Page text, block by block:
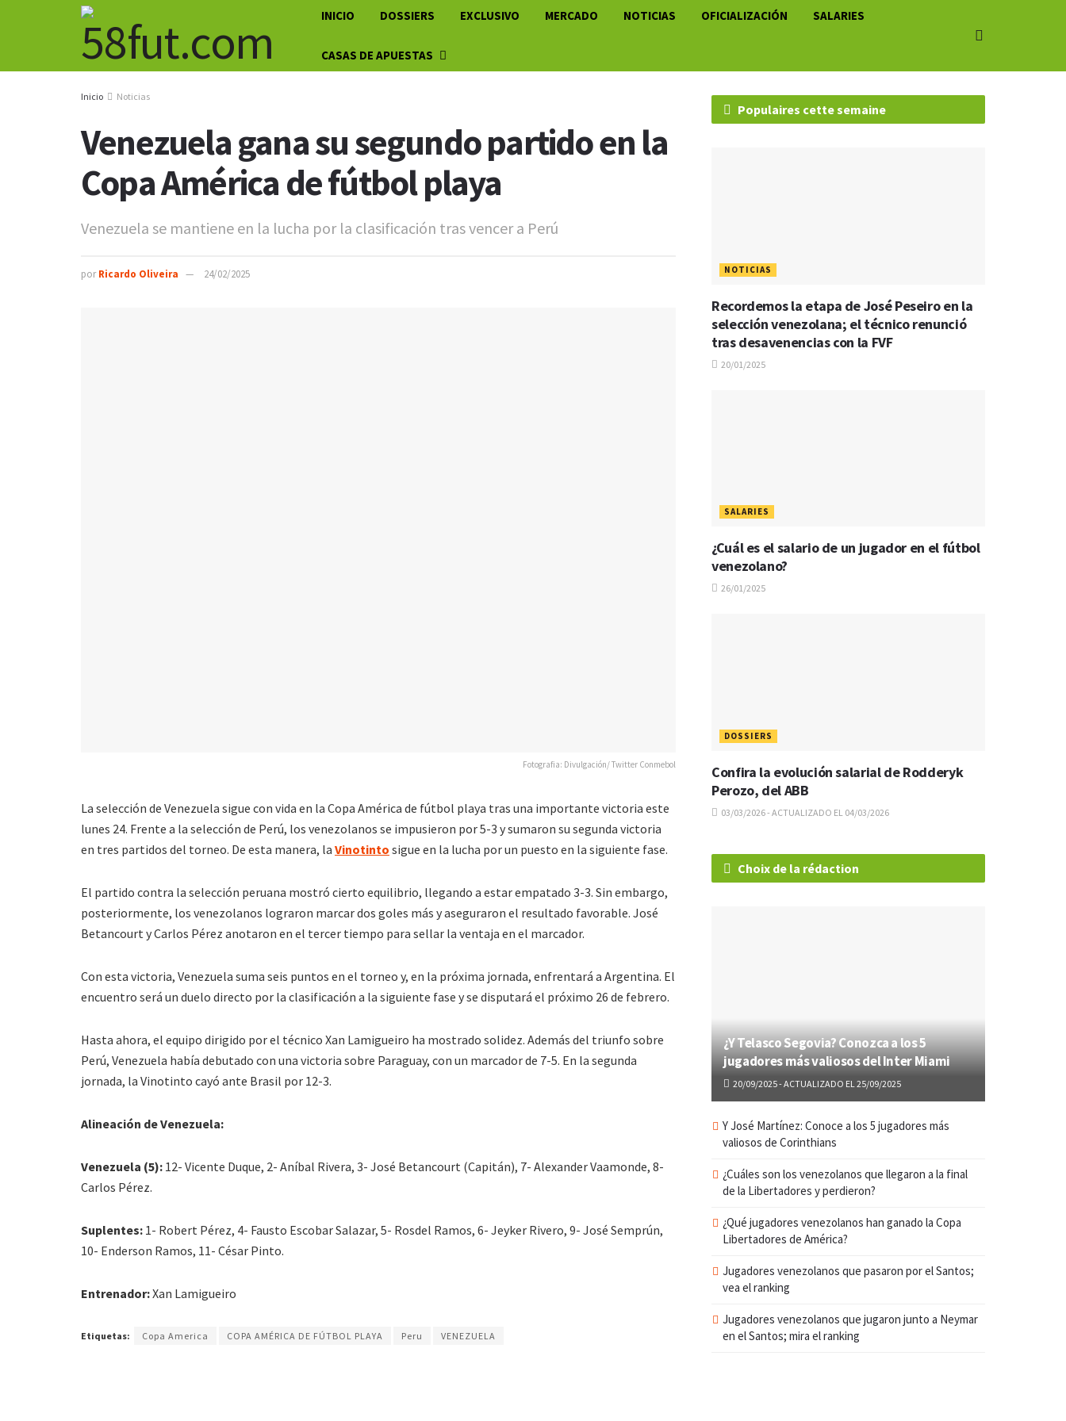
INICIO DOSSIERS EXCLUSIVO MERCADO NOTICIAS OFICIALIZACIÓN SALARIES
CASAS DE APUESTAS
Inicio Noticias
Venezuela gana su segundo partido en la
Copa América de fútbol playa
Venezuela se mantiene en la lucha por la clasificación tras vencer a Perú
por Ricardo Oliveira 24/02/2025
Fotografia: Divulgación/ Twitter Conmebol
La selección de Venezuela sigue con vida en la Copa América de fútbol playa tras una importante victoria este
lunes 24. Frente a la selección de Perú, los venezolanos se impusieron por 5-3 y sumaron su segunda victoria
en tres partidos del torneo. De esta manera, la Vinotinto sigue en la lucha por un puesto en la siguiente fase.
El partido contra la selección peruana mostró cierto equilibrio, llegando a estar empatado 3-3. Sin embargo,
posteriormente, los venezolanos lograron marcar dos goles más y aseguraron el resultado favorable. José
Betancourt y Carlos Pérez anotaron en el tercer tiempo para sellar la ventaja en el marcador.
Con esta victoria, Venezuela suma seis puntos en el torneo y, en la próxima jornada, enfrentará a Argentina. El
encuentro será un duelo directo por la clasificación a la siguiente fase y se disputará el próximo 26 de febrero.
Hasta ahora, el equipo dirigido por el técnico Xan Lamigueiro ha mostrado solidez. Además del triunfo sobre
Perú, Venezuela había debutado con una victoria sobre Paraguay, con un marcador de 7-5. En la segunda
jornada, la Vinotinto cayó ante Brasil por 12-3.
Alineación de Venezuela:
Venezuela (5): 12- Vicente Duque, 2- Aníbal Rivera, 3- José Betancourt (Capitán), 7- Alexander Vaamonde, 8-
Carlos Pérez.
Suplentes: 1- Robert Pérez, 4- Fausto Escobar Salazar, 5- Rosdel Ramos, 6- Jeyker Rivero, 9- José Semprún,
10- Enderson Ramos, 11- César Pinto.
Entrenador:Xan Lamigueiro
Etiquetas: Copa America COPA AMÉRICA DE FÚTBOL PLAYA Peru VENEZUELA
Populaires cette semaine
NOTICIAS
Recordemos la etapa de José Peseiro en la
selección venezolana; el técnico renunció
tras desavenencias con la FVF
20/01/2025
SALARIES
¿Cuál es el salario de un jugador en el fútbol
venezolano?
26/01/2025
DOSSIERS
Confira la evolución salarial de Rodderyk
Perozo, del ABB
03/03/2026 - ACTUALIZADO EL 04/03/2026
Choix de la rédaction
¿Y Telasco Segovia? Conozca a los 5
jugadores más valiosos del Inter Miami
20/09/2025 - ACTUALIZADO EL 25/09/2025
Y José Martínez: Conoce a los 5 jugadores más
valiosos de Corinthians
¿Cuáles son los venezolanos que llegaron a la final
de la Libertadores y perdieron?
¿Qué jugadores venezolanos han ganado la Copa
Libertadores de América?
Jugadores venezolanos que pasaron por el Santos;
vea el ranking
Jugadores venezolanos que jugaron junto a Neymar
en el Santos; mira el ranking